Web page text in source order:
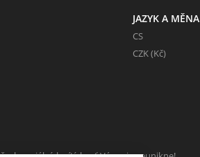
JAZYK A MĚNA
CS
CZK (Kč)